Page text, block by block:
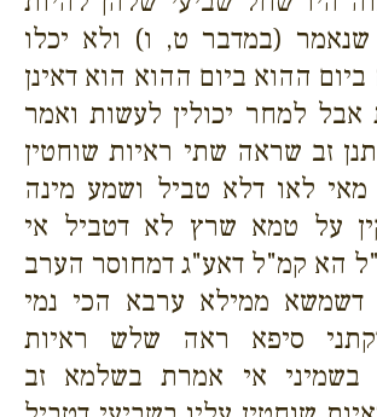
(במדבר ט, ו) ולא יכלו
ההוא ביום ההוא הוא דאינן
אבל למחר יכולין לעשות ואמר
זב שראה שתי ראיות שוחטין
מאי לאו דלא טביל ושמע מינה
על טמא שרץ לא דטביל אי
הא קמ"ל דאע"ג דמחוסר הערב
ממילא ערבא הכי נמי
סיפא ראה שלש ראיות
בשמיני אי אמרת בשלמא זב